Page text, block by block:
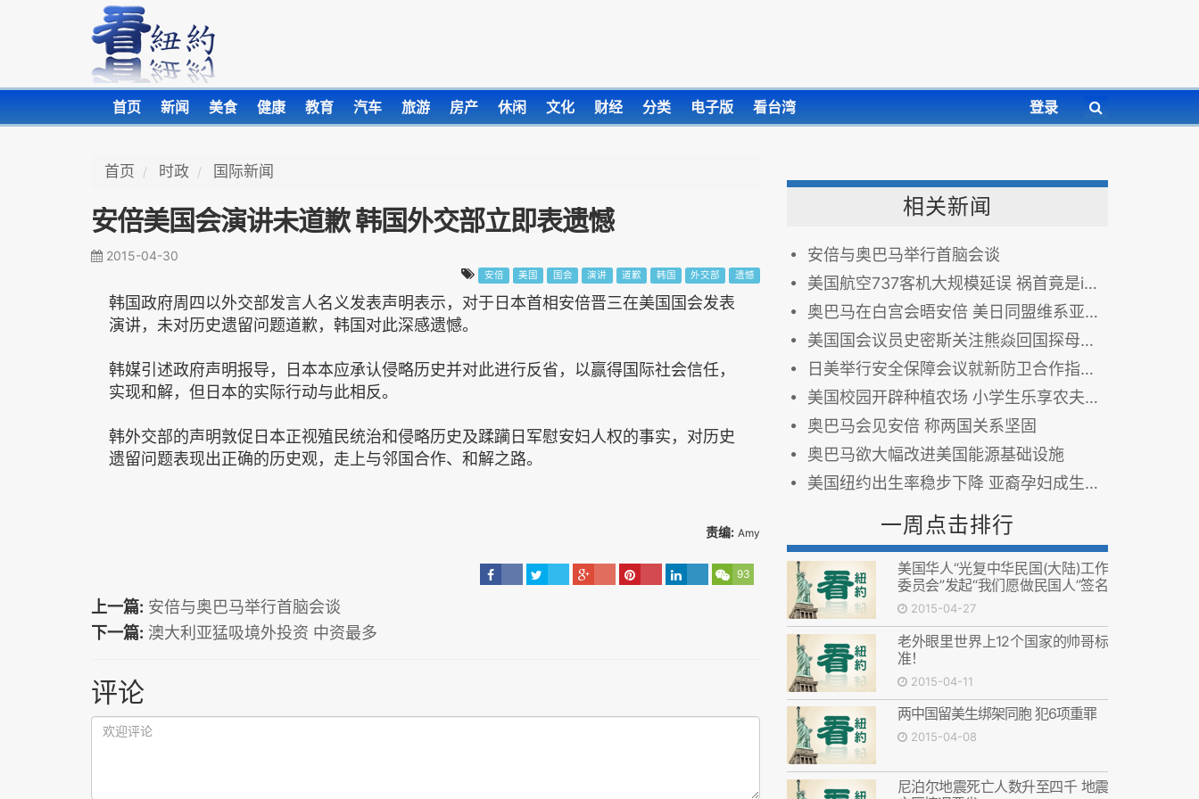
首页 新闻 美食 健康 教育 汽车 旅游 房产 休闲 文化 财经 分类 电子版 看台湾 登录
首页 时政 国际新闻
安倍美国会演讲未道歉 韩国外交部立即表遗憾
2015-04-30
安倍 美国 国会 演讲 道歉 韩国 外交部 遗憾
韩国政府周四以外交部发言人名义发表声明表示，对于日本首相安倍晋三在美国国会发表
演讲，未对历史遗留问题道歉，韩国对此深感遗憾。
韩媒引述政府声明报导，日本本应承认侵略历史并对此进行反省，以赢得国际社会信任，
实现和解，但日本的实际行动与此相反。
韩外交部的声明敦促日本正视殖民统治和侵略历史及蹂躏日军慰安妇人权的事实，对历史
遗留问题表现出正确的历史观，走上与邻国合作、和解之路。
责编: Amy
93
上一篇: 安倍与奥巴马举行首脑会谈
下一篇: 澳大利亚猛吸境外投资 中资最多
评论
相关新闻
安倍与奥巴马举行首脑会谈
美国航空737客机大规模延误 祸首竟是iPad(图)
奥巴马在白宫会晤安倍 美日同盟维系亚太安全
美国国会议员史密斯关注熊焱回国探母被拒事件
日美举行安全保障会议就新防卫合作指针达成协议
美国校园开辟种植农场 小学生乐享农夫生活(图)
奥巴马会见安倍 称两国关系坚固
奥巴马欲大幅改进美国能源基础设施
美国纽约出生率稳步下降 亚裔孕妇成生育“大户”
一周点击排行
美国华人“光复中华民国(大陆)工作
委员会”发起“我们愿做民国人”签名
活动 图
2015-04-27
老外眼里世界上12个国家的帅哥标
准！
2015-04-11
两中国留美生绑架同胞 犯6项重罪
2015-04-08
尼泊尔地震死亡人数升至四千 地震